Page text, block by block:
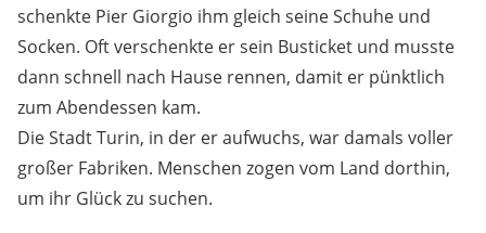
schenkte Pier Giorgio ihm gleich seine Schuhe und
Socken. Oft verschenkte er sein Busticket und musste
dann schnell nach Hause rennen, damit er pünktlich
zum Abendessen kam.
Die Stadt Turin, in der er aufwuchs, war damals voller
großer Fabriken. Menschen zogen vom Land dorthin,
um ihr Glück zu suchen.